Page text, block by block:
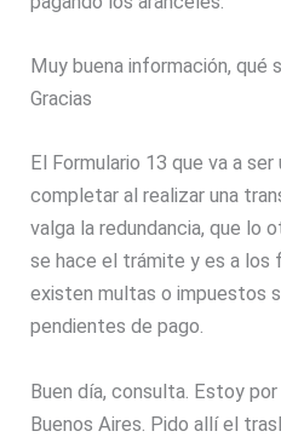
Muy buena información, qué
Gracias
El Formulario 13 que va a
completar al realizar una
valga la redundancia, que lo
se hace el trámite y es a los
existen multas o impuestos
pendientes de pago.
Buen día, consulta. Estoy
Buenos Aires. Pido allí el